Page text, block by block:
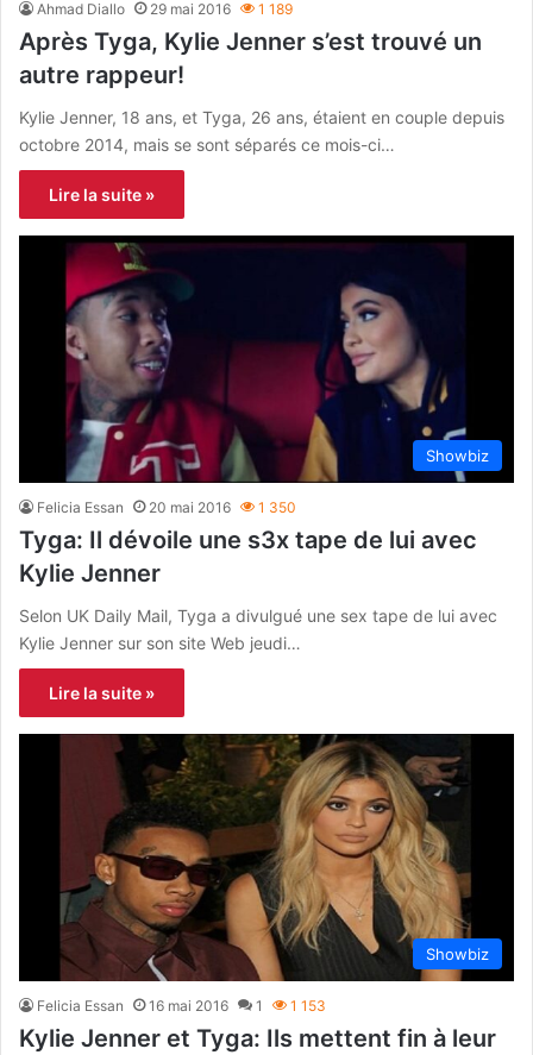
Ahmad Diallo 29 mai 2016 1 189
Après Tyga, Kylie Jenner s’est trouvé un
autre rappeur!
Kylie Jenner, 18 ans, et Tyga, 26 ans, étaient en couple depuis
octobre 2014, mais se sont séparés ce mois-ci…
Lire la suite »
Showbiz
Felicia Essan 20 mai 2016 1 350
Tyga: Il dévoile une s3x tape de lui avec
Kylie Jenner
Selon UK Daily Mail, Tyga a divulgué une sex tape de lui avec
Kylie Jenner sur son site Web jeudi…
Lire la suite »
Showbiz
Felicia Essan 16 mai 2016 1 1 153
Kylie Jenner et Tyga: Ils mettent fin à leur